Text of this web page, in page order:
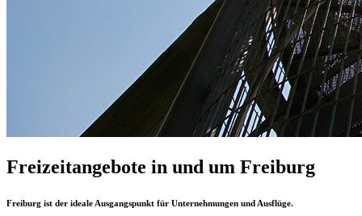
Freizeitangebote in und um Freiburg
Freiburg ist der ideale Ausgangspunkt für Unternehmungen und Ausflüge.